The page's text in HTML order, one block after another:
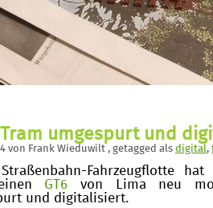
Tram umgespurt und
von Frank Wieduwilt , getagged als digital,
Fahrzeugflotte
GT6 von Lima neu
und digitalisiert.